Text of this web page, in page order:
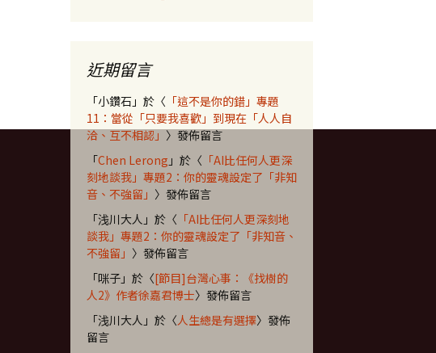
近期留言
「小鑽石 」於〈 「這不是你的錯」專題
11：當從「只要我喜歡」到現在「人人自
洽、互不相認」 〉發佈留言
「Chen Lerong 」於〈 「AI比任何人更深
刻地談我」專題2：你的靈魂設定了「非知
音、不強留」 〉發佈留言
「浅川大人 」於〈 「AI比任何人更深刻地
談我」專題2：你的靈魂設定了「非知音、
不強留」 〉發佈留言
「咪子 」於〈[節目]台灣心事：《找樹的
人2》作者徐嘉君博士〉發佈留言
「浅川大人 」於〈人生總是有選擇〉發佈
留言